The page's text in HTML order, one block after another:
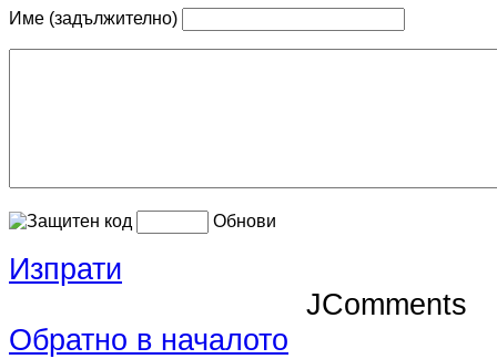
Име (задължително)
Обнови
Изпрати
JComments
Обратно в началото